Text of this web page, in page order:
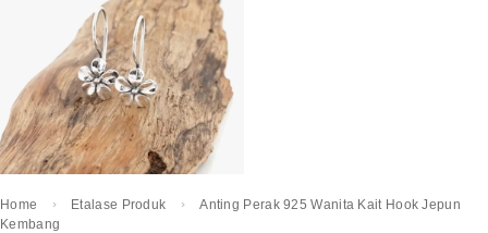
Home Etalase Produk
Anting Perak 925 Wanita Kait Hook Jepun
Kembang